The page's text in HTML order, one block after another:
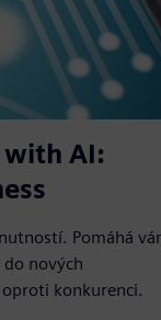
with AI:
Pomáhá
nových
konkurenci.